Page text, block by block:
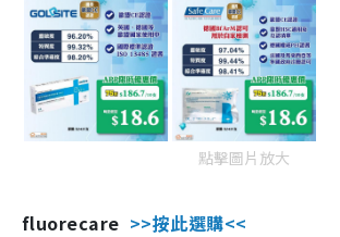
點擊圖片放大
fluorecare >>按此選購<<